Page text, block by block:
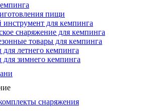
пищи
инструмент для кемпинга
снаряжение для кемпинга
товары для кемпинга
для летнего кемпинга
для зимнего кемпинга
снаряжения